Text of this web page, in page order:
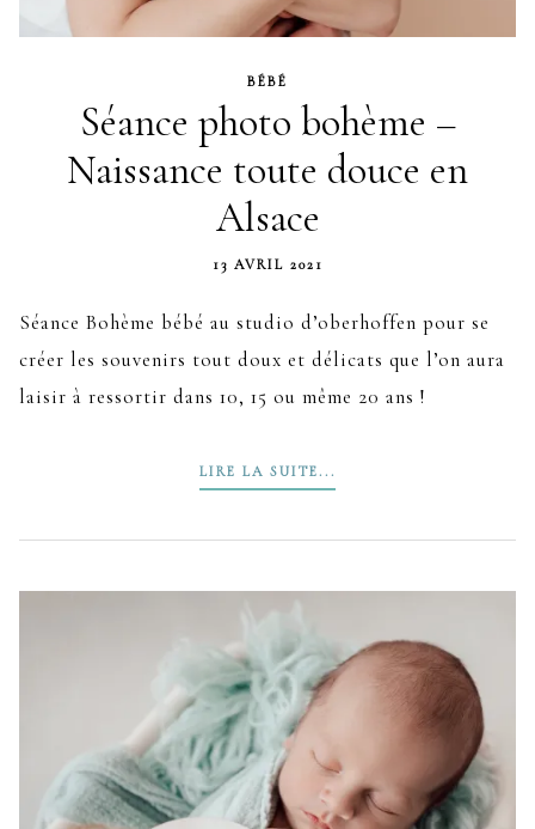
BÉBÉ
Séance photo bohème –
Naissance toute douce en
Alsace
13 AVRIL 2021
Séance Bohème bébé au studio d’oberhoffen pour se
créer les souvenirs tout doux et délicats que l’on aura
laisir à ressortir dans 10, 15 ou même 20 ans !
LIRE LA SUITE...